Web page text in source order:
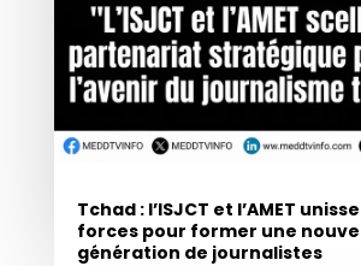
Tchad : l’ISJCT et l’AMET
forces pour former une
génération de journalistes